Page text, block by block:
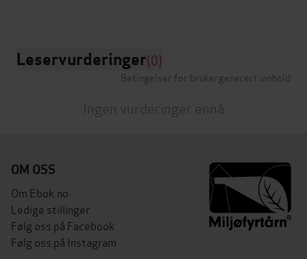
Leservurderinger(0)
Betingelser for brukergenerert innhold
Ingen vurderinger ennå
OM OSS
Om Ebok.no
Ledige stillinger
Følg oss på Facebook
Følg oss på Instagram